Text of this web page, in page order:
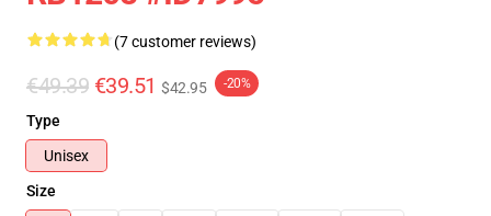
(7 customer reviews)
€49.39 €39.51 $42.95 -20%
Type
Unisex
Size